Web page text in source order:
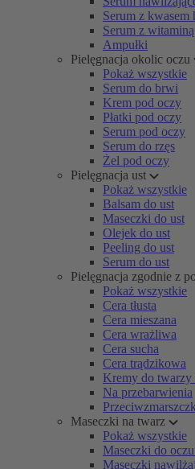
Serum z
Serum z
Ampułki
Pielęgnacja okolic oczu
Pokaż wszystkie
Serum do brwi
Krem pod oczy
Płatki pod oczy
Serum pod oczy
Serum do rzęs
Żel pod oczy
Pielęgnacja ust
Pokaż wszystkie
Balsam do ust
Maseczki do ust
Olejek do ust
Peeling do ust
Serum do ust
Pielęgnacja zgodnie z
Pokaż wszystkie
Cera tłusta
Cera mieszana
Cera wrażliwa
Cera sucha
Cera trądzikowa
Kremy do twarzy
Na przebarwienia
Maseczki na twarz
Pokaż wszystkie
Maseczki do
Maseczki